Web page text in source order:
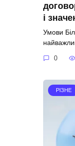
і
Умови
0
РІЗНЕ